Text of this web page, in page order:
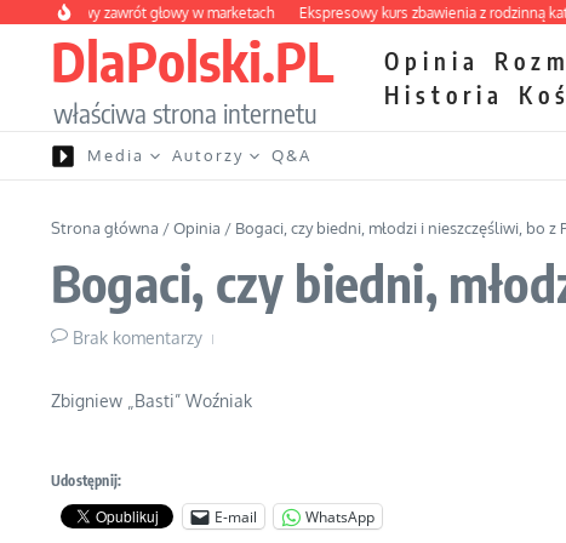
Przejdź do treścizawrót głowy w marketach Ekspresowy kurs zbawienia z rodzinną
DlaPolski.PL
właściwa strona internetu
Opinia
Historia
Media Autorzy Q&A
Strona główna /Opinia / Bogaci, czy biedni, młodzi i nieszczęśliwi, bo z
Bogaci, czy biedni,
Brak komentarzy
Zbigniew „Basti” Woźniak
Udostępnij:
E-mail WhatsApp